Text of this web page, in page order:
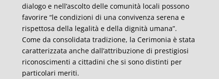
dialogo e nell’ascolto delle comunità locali possono
favorire “le condizioni di una convivenza serena e
rispettosa della legalità e della dignità umana”.
Come da consolidata tradizione, la Cerimonia è stata
caratterizzata anche dall’attribuzione di prestigiosi
riconoscimenti a cittadini che si sono distinti per
particolari meriti.